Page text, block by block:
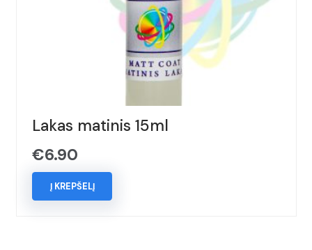
Lakas matinis 15ml
€6.90
Į KREPŠELĮ